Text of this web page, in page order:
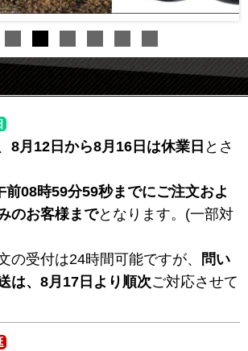
8月12日から8月16日は休業日 とさ
前08時59分59秒までにご注文およ
のお客様までとなります。(一部対
の受付は24時間可能ですが、
問い
は、8月17日より順次ご対応させて